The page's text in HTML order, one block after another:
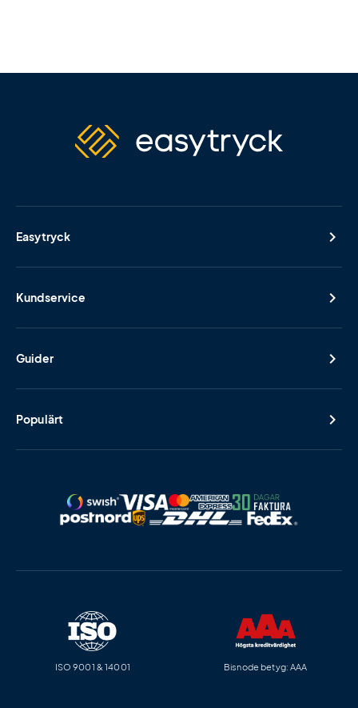
Easytryck
Kundservice
Guider
Populärt
ISO 9001 & 14001 Bisnode betyg: AAA